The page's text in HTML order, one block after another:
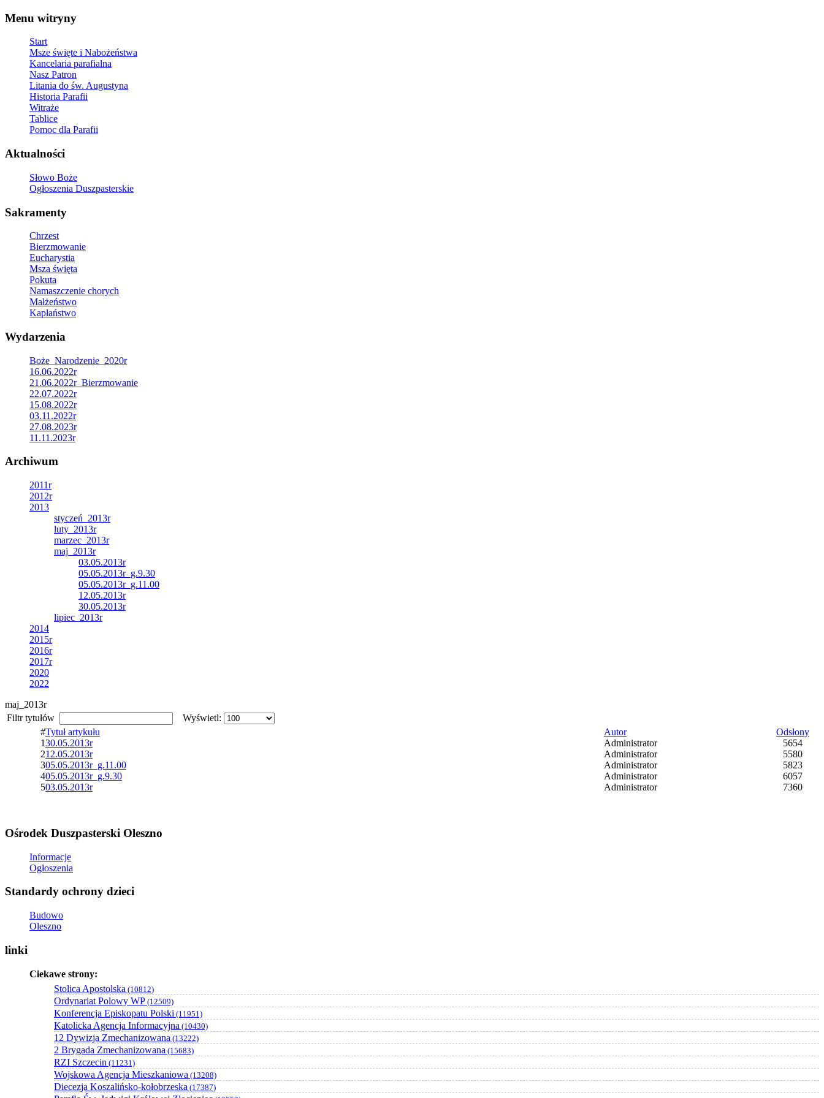
Menu witryny
Start
Msze święte i Nabożeństwa
Kancelaria parafialna
Nasz Patron
Litania do św. Augustyna
Historia Parafii
Witraże
Tablice
Pomoc dla Parafii
Aktualności
Słowo Boże
Ogłoszenia Duszpasterskie
Sakramenty
Chrzest
Bierzmowanie
Eucharystia
Msza święta
Pokuta
Namaszczenie chorych
Małżeństwo
Kapłaństwo
Wydarzenia
Boże_Narodzenie_2020r
16.06.2022r
21.06.2022r_Bierzmowanie
22.07.2022r
15.08.2022r
03.11.2022r
27.08.2023r
11.11.2023r
Archiwum
2011r
2012r
2013
styczeń_2013r
luty_2013r
marzec_2013r
maj_2013r
03.05.2013r
05.05.2013r_g.9.30
05.05.2013r_g.11.00
12.05.2013r
30.05.2013r
lipiec_2013r
2014
2015r
2016r
2017r
2020
2022
maj_2013r
Filtr tytułów
Wyświetl:
#Tytuł artykułu Autor
Odsłony
130.05.2013r Administrator
5654
212.05.2013r Administrator
5580
305.05.2013r_g.11.00 Administrator
5823
405.05.2013r_g.9.30 Administrator
6057
503.05.2013r Administrator 7360
Ośrodek Duszpasterski Oleszno
Informacje
Ogłoszenia
Standardy ochrony dzieci
Budowo
Oleszno
linki
Ciekawe strony:
Stolica Apostolska (10812)
Ordynariat Polowy WP (12509)
Konferencja Episkopatu Polski (11951)
Katolicka Agencja Informacyjna (10430)
12 Dywizja Zmechanizowana (13222)
2 Brygada Zmechanizowana (15683)
RZI Szczecin (11231)
Wojskowa Agencja Mieszkaniowa (13208)
Diecezja Koszalińsko-kołobrzeska (17387)